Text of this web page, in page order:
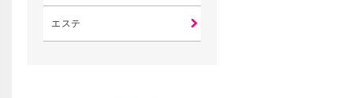
エステ